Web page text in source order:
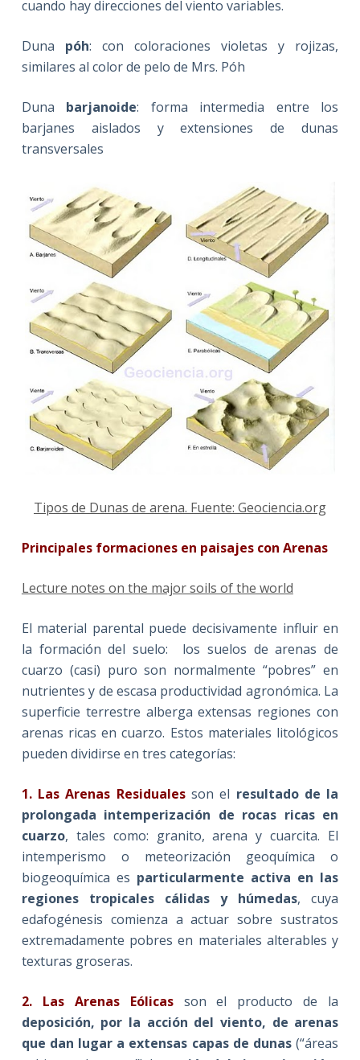
cuando hay direcciones del viento variables.
Duna póh: con coloraciones violetas y rojizas,
similares al color de pelo de Mrs. Póh
Duna barjanoide: forma intermedia entre los
barjanes aislados y extensiones de dunas
transversales
Tipos de Dunas de arena. Fuente: Geociencia.org
Principales formaciones en paisajes con Arenas
Lecture notes on the major soils of the world
El material parental puede decisivamente influir en
la formación del suelo: los suelos de arenas de
cuarzo (casi) puro son normalmente “pobres” en
nutrientes y de escasa productividad agronómica. La
superficie terrestre alberga extensas regiones con
arenas ricas en cuarzo. Estos materiales litológicos
pueden dividirse en tres categorías:
1. Las Arenas Residualesson el resultado de la
prolongada intemperización de rocas ricas en
cuarzo, tales como: granito, arena y cuarcita. El
intemperismo o meteorización geoquímica o
biogeoquímica es particularmente activa en las
regiones tropicales cálidas y húmedas, cuya
edafogénesis comienza a actuar sobre sustratos
extremadamente pobres en materiales alterables y
texturas groseras.
2. Las Arenas Eólicas son el producto de la
deposición, por la acción del viento, de arenas
que dan lugar a extensas capas de dunas(“áreas